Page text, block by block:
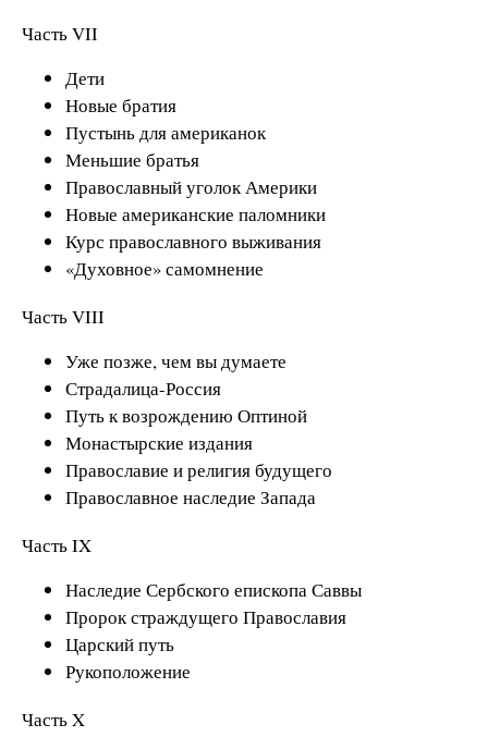
Часть VII
Дети
Новые братия
Пустынь для американок
Меньшие братья
Православный уголок Америки
Новые американские паломники
Курс православного выживания
«Духовное» самомнение
Часть VIII
Уже позже, чем вы думаете
Страдалица-Россия
Путь к возрождению Оптиной
Монастырские издания
Православие и религия будущего
Православное наследие Запада
Часть IX
Наследие Сербского епископа Саввы
Пророк страждущего Православия
Царский путь
Рукоположение
Часть X